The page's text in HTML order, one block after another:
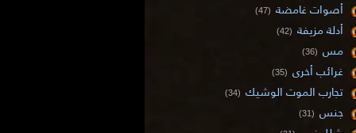
أصوات غامضة (47)
أدلة مزيفة (42)
مس (36)
غرائب أخرى (35)
تجارب الموت الوشيك (34)
جنس (31)